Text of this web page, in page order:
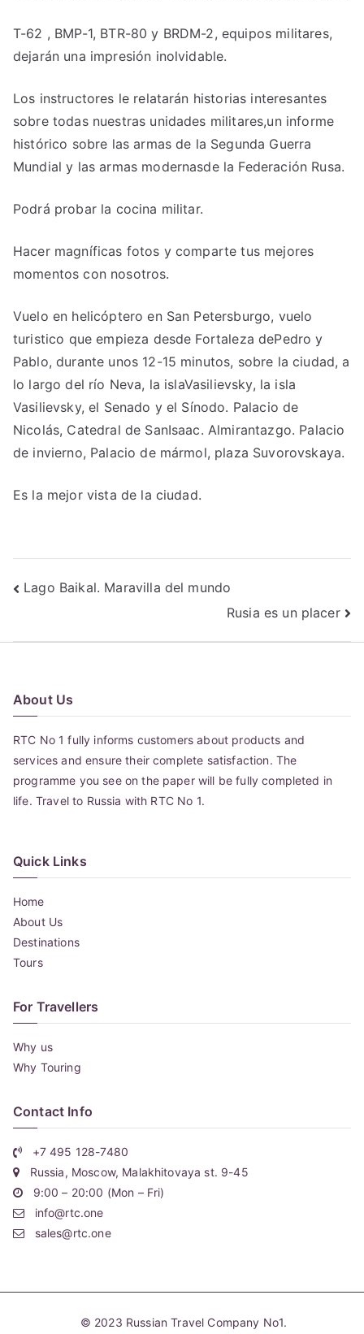
T-62 , BMP-1, BTR-80 y BRDM-2, equipos militares,
dejarán una impresión inolvidable.
Los instructores le relatarán historias interesantes
sobre todas nuestras unidades militares,un informe
histórico sobre las armas de la Segunda Guerra
Mundial y las armas modernasde la Federación Rusa.
Podrá probar la cocina militar.
Hacer magníficas fotos y comparte tus mejores
momentos con nosotros.
Vuelo en helicóptero en San Petersburgo, vuelo
turistico que empieza desde Fortaleza dePedro y
Pablo, durante unos 12-15 minutos, sobre la ciudad, a
lo largo del río Neva, la islaVasilievsky, la isla
Vasilievsky, el Senado y el Sínodo. Palacio de
Nicolás, Catedral de SanIsaac. Almirantazgo. Palacio
de invierno, Palacio de mármol, plaza Suvorovskaya.
Es la mejor vista de la ciudad.
Navegación
Lago Baikal. Maravilla del mundo
Rusia es un placer
About Us
RTC No 1 fully informs customers about products and
services and ensure their complete satisfaction. The
programme you see on the paper will be fully completed in
life. Travel to Russia with RTC No 1.
Quick Links
Home
About Us
Destinations
Tours
For Travellers
Why us
Why Touring
Contact Info
+7 495 128-7480
Russia, Moscow, Malakhitovaya st. 9-45
9:00 – 20:00 (Mon – Fri)
info@rtc.one
sales@rtc.one
© 2023 Russian Travel Company No1.